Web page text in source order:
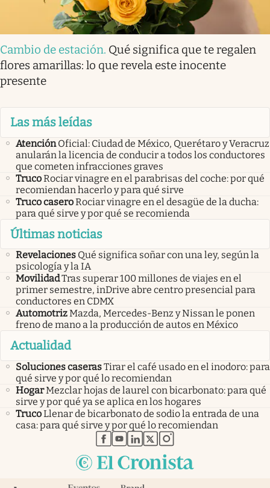
Cambio de estación. Qué significa que te regalen
flores amarillas: lo que revela este inocente
presente
Las más leídas
Atención Oficial: Ciudad de México, Querétaro y Veracruz
anularán la licencia de conducir a todos los conductores
que cometen infracciones graves
TrucoRociar vinagre en el parabrisas del coche: por qué
recomiendan hacerlo y para qué sirve
Truco caseroRociar vinagre en el desagüe de la ducha:
para qué sirve y por qué se recomienda
Últimas noticias
Revelaciones Qué significa soñar con una ley, según la
psicología y la IA
MovilidadTras superar 100 millones de viajes en el
primer semestre, inDrive abre centro presencial para
conductores en CDMX
AutomotrizMazda, Mercedes-Benz y Nissan le ponen
freno de mano a la producción de autos en México
Actualidad
Soluciones caserasTirar el café usado en el inodoro: para
qué sirve y por qué lo recomiendan
HogarMezclar hojas de laurel con bicarbonato: para qué
sirve y por qué ya se aplica en los hogares
TrucoLlenar de bicarbonato de sodio la entrada de una
casa: para qué sirve y por qué lo recomiendan
abre en nueva pestaña
abre en nueva pestaña
abre en nueva pestaña
abre en nueva pestaña
abre en nueva pestaña